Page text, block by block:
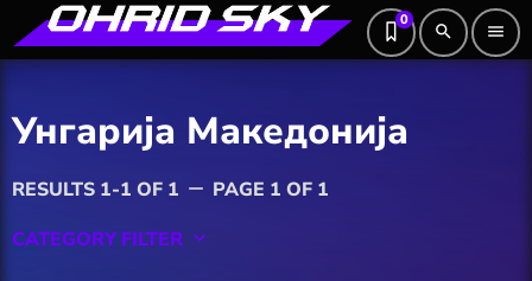
0
search menu
Унгарија Македонија
RESULTS 1-1 OF 1 remove PAGE 1 OF 1
CATEGORY FILTER keyboard_arrow_down